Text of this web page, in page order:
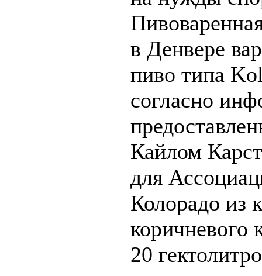
в Денвере
пиво типа
согласно
Кайлом
для
Колорадо из
коричневого
20